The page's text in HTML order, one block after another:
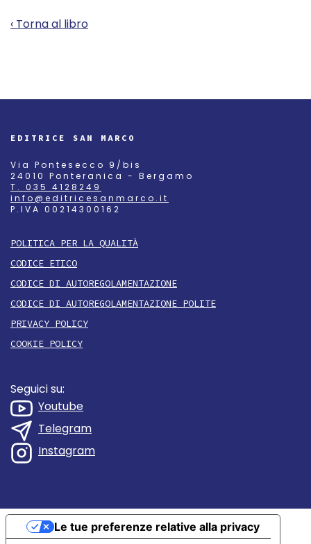
‹ Torna al libro
EDITRICE SAN MARCO
Via Pontesecco 9/bis
24010 Ponteranica - Bergamo
T. 035 4128249
info@editricesanmarco.it
P.IVA 00214300162
POLITICA PER LA QUALITÀ
CODICE ETICO
CODICE DI AUTOREGOLAMENTAZIONE
CODICE DI AUTOREGOLAMENTAZIONE POLITE
PRIVACY POLICY
COOKIE POLICY
Seguici su:
Youtube
Telegram
Instagram
Le tue preferenze relative alla privacy